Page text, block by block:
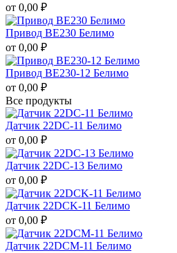
от 0,00 ₽
Привод BE230 Белимо
от 0,00 ₽
Привод BE230-12 Белимо
от 0,00 ₽
Все продукты
Датчик 22DC-11 Белимо
от 0,00 ₽
Датчик 22DC-13 Белимо
от 0,00 ₽
Датчик 22DCK-11 Белимо
от 0,00 ₽
Датчик 22DCM-11 Белимо